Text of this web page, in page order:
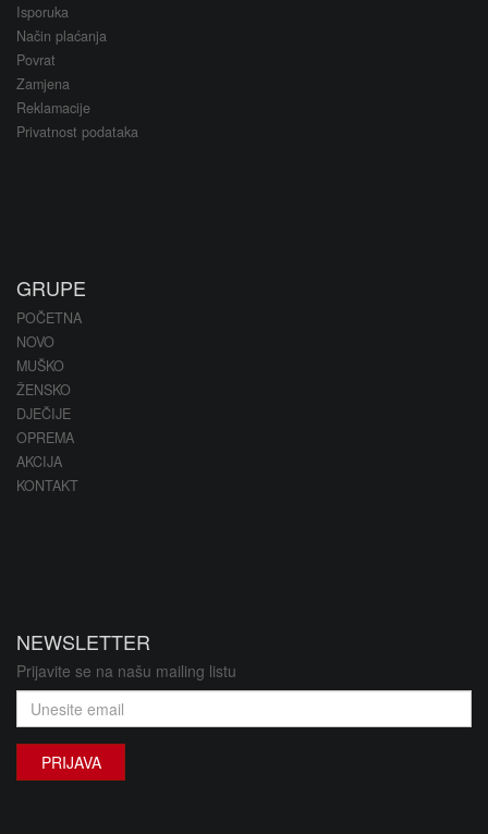
Isporuka
Način plaćanja
Povrat
Zamjena
Reklamacije
Privatnost podataka
GRUPE
POČETNA
NOVO
MUŠKO
ŽENSKO
DJEČIJE
OPREMA
AKCIJA
KONTAKT
NEWSLETTER
Prijavite se na našu mailing listu
PRIJAVA